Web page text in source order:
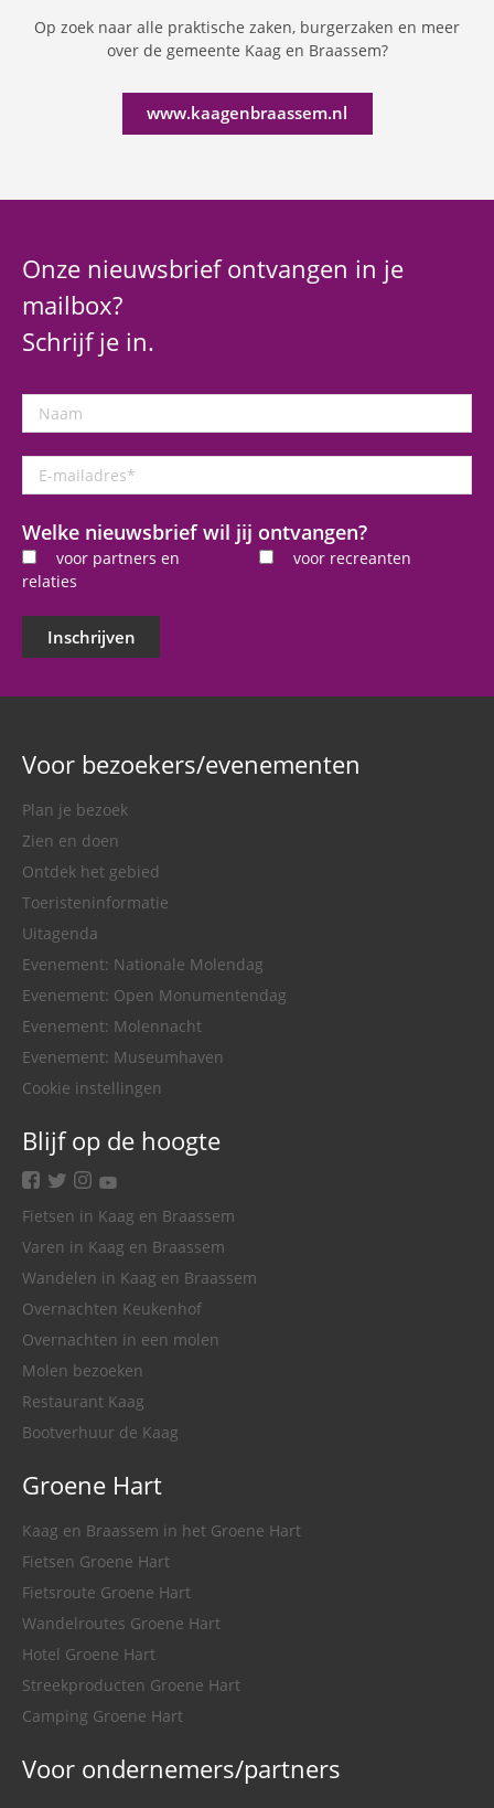
Op zoek naar alle praktische zaken, burgerzaken en meer
over de gemeente Kaag en Braassem?
www.kaagenbraassem.nl
Onze nieuwsbrief ontvangen in je
mailbox?
Schrijf je in.
Naam
mailadres
Welke nieuwsbrief wil jij ontvangen?
voor partners en
relaties
voor recreanten
Inschrijven
Voor bezoekers/evenementen
Plan je bezoek
Zien en doen
Ontdek het gebied
Toeristeninformatie
Uitagenda
Evenement: Nationale Molendag
Evenement: Open Monumentendag
Evenement: Molennacht
Evenement: Museumhaven
Cookie instellingen
Blijf op de hoogte
facebook
twitterinstagram
youtube
Fietsen in Kaag en Braassem
Varen in Kaag en Braassem
Wandelen in Kaag en Braassem
Overnachten Keukenhof
Overnachten in een molen
Molen bezoeken
Restaurant Kaag
Bootverhuur de Kaag
Groene Hart
Kaag en Braassem in het Groene Hart
Fietsen Groene Hart
Fietsroute Groene Hart
Wandelroutes Groene Hart
Hotel Groene Hart
Streekproducten Groene Hart
Camping Groene Hart
Voor ondernemers/partners